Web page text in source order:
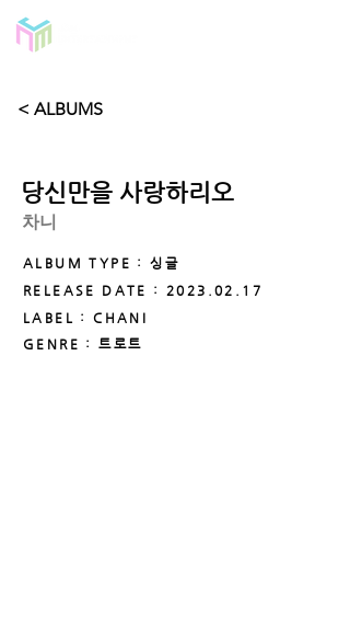
< ALBUMS
당신만을 사랑하리오
차니
ALBUM TYPE : 싱글
RELEASE DATE : 2023.02.17
LABEL : CHANI
GENRE : 트로트